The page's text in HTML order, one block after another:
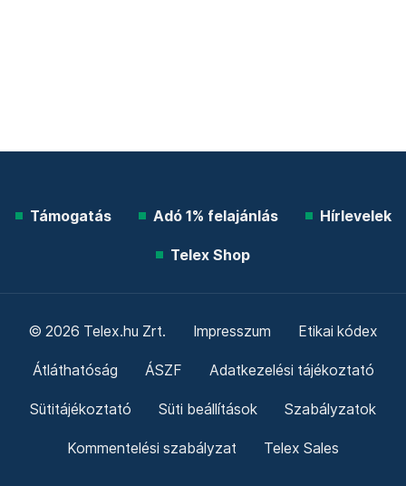
Támogatás Adó 1% felajánlás Hírlevelek
Telex Shop
© 2026 Telex.hu Zrt. Impresszum Etikai kódex
Átláthatóság ÁSZF Adatkezelési tájékoztató
Sütitájékoztató Süti beállítások Szabályzatok
Kommentelési szabályzat Telex Sales